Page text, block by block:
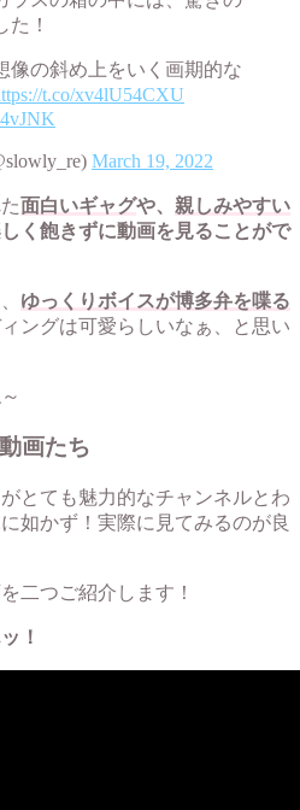
！
像の斜め上をいく画期的な
t.co/xv4lU54CXU
March 19, 2022
面白いギャグや、 親しみやすい
く飽きずに動画を見ることがで
ゆっくりボイスが博多弁を喋る
ングは可愛らしいなぁ、と思い
画たち
とても魅力的なチャンネルとわ
如かず！実際に見てみるのが良
二つご紹介します！
！